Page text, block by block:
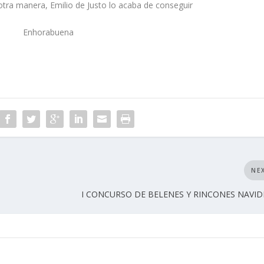
manera, Emilio de Justo lo acaba de conseguir
Enhorabuena
I CONCURSO DE BELENES Y RINCONES